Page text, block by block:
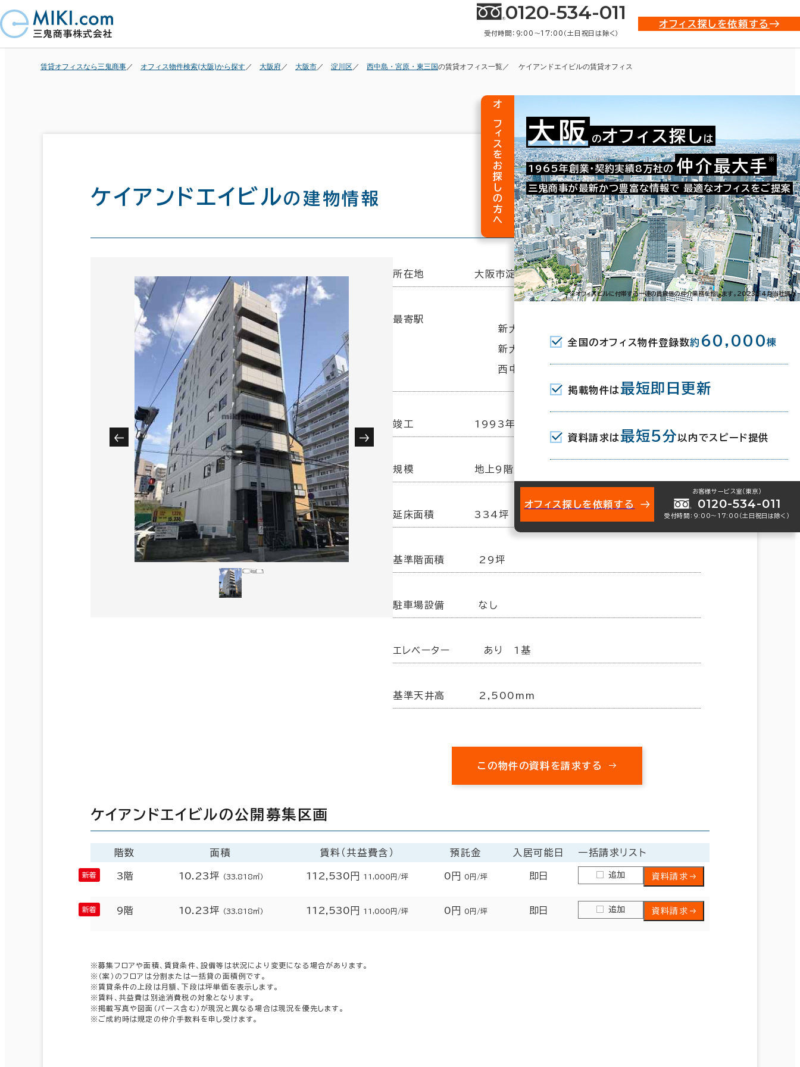
0120-534-011
受付時間：9:00〜17:00（土日祝日は除く）
オフィス探しを依頼する
賃貸オフィスなら三鬼商事 オフィス物件検索(大阪)から探す 大阪府 大阪市 淀川区 西中島・宮原・東三国の賃貸オフィス一覧 ケイアンドエイビルの賃貸オフィス
ケイアンドエイビルの建物情報
お問い合わせ番号：009-02037
所在地 大阪市淀川区西中島5-2-12
最寄駅
新大阪駅(JR) 中央口 6分
新大阪駅(地下鉄御堂筋線) 7番口 6分
西中島南方駅(地下鉄御堂筋線) 1番口 7分
竣工 1993年 5月
規模 地上9階／地下2階建
延床面積 334坪
基準階面積 29坪
駐車場設備 なし
エレベーター あり 1基
基準天井高 2,500mm
この物件の資料を請求する
ケイアンドエイビルの公開募集区画
階数 面積 賃料（共益費含） 預託金 入居可能日 一括請求リスト
3階 10.23坪 （33.818㎡） 112,530円 11,000円/坪 0円 0円/坪 即日 追加 資料請求
9階 10.23坪 （33.818㎡） 112,530円 11,000円/坪 0円 0円/坪 即日 追加 資料請求
※募集フロアや面積、賃貸条件、設備等は状況により変更になる場合があります。
※（案）のフロアは分割または一括貸の面積例です。
※賃貸条件の上段は月額、下段は坪単価を表示します。
※賃料、共益費は別途消費税の対象となります。
※掲載写真や図面（パース含む）が現況と異なる場合は現況を優先します。
※ご成約時は規定の仲介手数料を申し受けます。
オフィスをお探しの方へ 大阪 のオフィス探し は
1965年創業・契約実績8万社の 仲介最大手 ※
三鬼商事が最新かつ豊富な情報で 最適なオフィスをご提案
※オフィスビルに付帯する一連の賃貸借の仲介業務を指します。2023年4月当社調べ
全国のオフィス物件登録数約 60,000棟
掲載物件は 最短即日更新
資料請求は 最短5分 以内でスピード提供
オフィス探しを依頼する
お客様サービス室（東京）
0120-534-011
受付時間：9:00〜17:00（土日祝日は除く）